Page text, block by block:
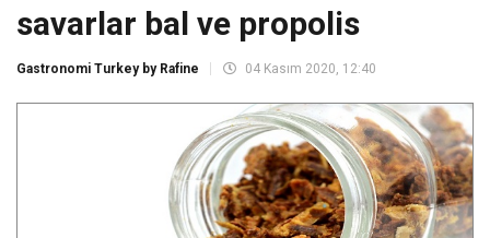
savarlar bal ve propolis
Gastronomi Turkey by Rafine 04 Kasım 2020, 12:40